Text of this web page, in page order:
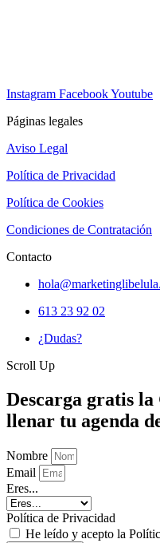
Instagram FacebookYoutube
Páginas legales
Aviso Legal
Política de Privacidad
Política de Cookies
Condiciones de Contratación
Contacto
613 23 92 02
¿Dudas?
Scroll Up
Descarga gratis
llenar tu agenda
Nombre
Email
Eres...
Política de Privacidad
He leído y acepto la